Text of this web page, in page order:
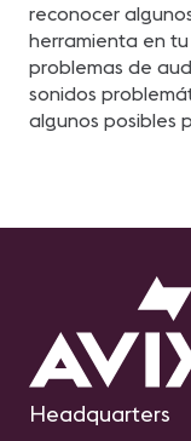
reconocer
herramienta en
problemas de
sonidos
algunos posibles
Headquarters